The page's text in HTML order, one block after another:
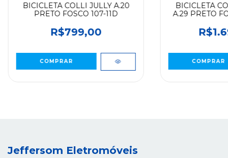
BICICLETA COLLI JULLY A.20
PRETO FOSCO 107-11D
R$799,00
BICICLETA
A.29 PRETO
Jeffersom Eletromóveis